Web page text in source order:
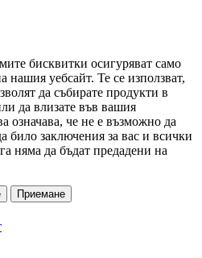
бисквитки осигуряват само
уебсайт. Те се използват,
да събирате продукти в
да влизате във вашия
означава, че не е възможно да
било заключения за вас и всички
няма да бъдат предадени на
Приемане